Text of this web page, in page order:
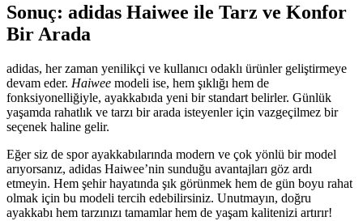
Sonuç: adidas Haiwee ile Tarz ve Konfor
Bir Arada
adidas, her zaman yenilikçi ve kullanıcı odaklı ürünler geliştirmeye
devam eder. Haiwee modeli ise, hem şıklığı hem de
fonksiyonelliğiyle, ayakkabıda yeni bir standart belirler. Günlük
yaşamda rahatlık ve tarzı bir arada isteyenler için vazgeçilmez bir
seçenek haline gelir.
Eğer siz de spor ayakkabılarında modern ve çok yönlü bir model
arıyorsanız, adidas Haiwee’nin sunduğu avantajları göz ardı
etmeyin. Hem şehir hayatında şık görünmek hem de gün boyu rahat
olmak için bu modeli tercih edebilirsiniz. Unutmayın, doğru
ayakkabı hem tarzınızı tamamlar hem de yaşam kalitenizi artırır!